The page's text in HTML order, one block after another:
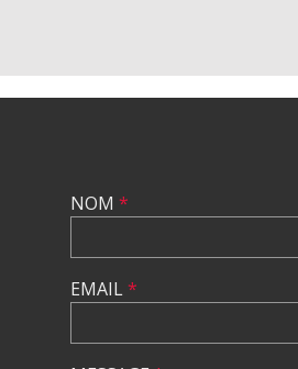
NOM *
EMAIL*